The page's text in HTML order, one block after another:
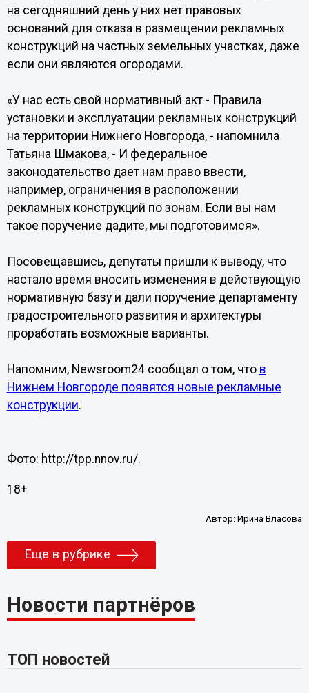
на сегодняшний день у них нет правовых
оснований для отказа в размещении рекламных
конструкций на частных земельных участках, даже
если они являются огородами.
«У нас есть свой нормативный акт - Правила
установки и эксплуатации рекламных конструкций
на территории Нижнего Новгорода, - напомнила
Татьяна Шмакова, - И федеральное
законодательство дает нам право ввести,
например, ограничения в расположении
рекламных конструкций по зонам. Если вы нам
такое поручение дадите, мы подготовимся».
Посовещавшись, депутаты пришли к выводу, что
настало время вносить изменения в действующую
нормативную базу и дали поручение департаменту
градостроительного развития и архитектуры
проработать возможные варианты.
Напомним, Newsroom24 сообщал о том, что в
Нижнем Новгороде появятся новые рекламные
конструкции.
Фото: http://tpp.nnov.ru/.
18+
Автор:Ирина Власова
Еще в рубрике
Новости партнёров
ТОП новостей